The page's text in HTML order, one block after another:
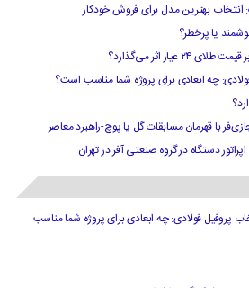
انتخاب بهترین مدل برای فروش خودکار
یا پرخطر؟
عیار اثر می‌گذارد؟
چه ابعادی برای پروژه شما مناسب است؟
با قهرمان مسابقات گل یا پوچ-راهبرد معاصر
دستگاه در گروه صنعتی آفر در تهران
پروفیل فولادی: چه ابعادی برای پروژه شما مناسب